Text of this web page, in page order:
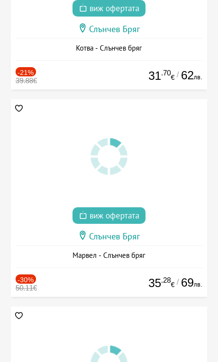
виж офертата
Слънчев Бряг
Котва - Слънчев бряг
-21%
39.88€ 31.70
€ / 62лв.
виж офертата
Слънчев Бряг
Марвел - Слънчев бряг
-30%
50.11€ 35.28
€ / 69лв.